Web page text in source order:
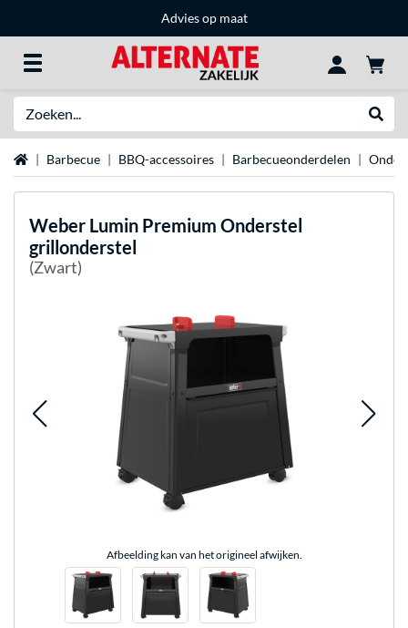
Advies op maat
Home Barbecue BBQ-accessoires Barbecueonderdelen
Weber Lumin Premium Onderstel
grillonderstel
(Zwart)
Afbeelding kan van het origineel afwijken.